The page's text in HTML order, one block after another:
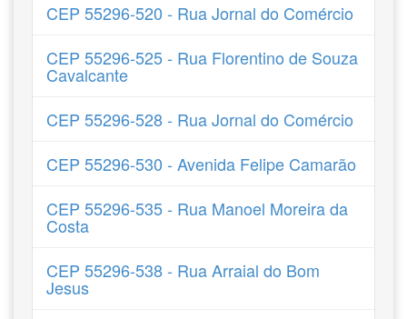
CEP 55296-520 - Rua Jornal do Comércio
CEP 55296-525 - Rua Florentino de Souza
Cavalcante
CEP 55296-528 - Rua Jornal do Comércio
CEP 55296-530 - Avenida Felipe Camarão
CEP 55296-535 - Rua Manoel Moreira da
Costa
CEP 55296-538 - Rua Arraial do Bom
Jesus